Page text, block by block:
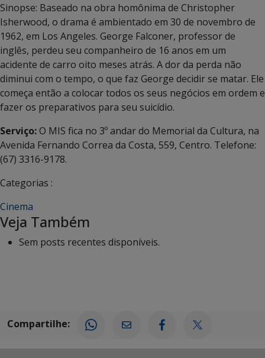
Sinopse: Baseado na obra homônima de Christopher
Isherwood, o drama é ambientado em 30 de novembro de
1962, em Los Angeles. George Falconer, professor de
inglês, perdeu seu companheiro de 16 anos em um
acidente de carro oito meses atrás. A dor da perda não
diminui com o tempo, o que faz George decidir se matar. Ele
começa então a colocar todos os seus negócios em ordem e
fazer os preparativos para seu suicídio.
Serviço:O MIS fica no 3º andar do Memorial da Cultura, na
Avenida Fernando Correa da Costa, 559, Centro. Telefone:
(67) 3316-9178.
Categorias :
Cinema
Veja Também
Sem posts recentes disponíveis.
Compartilhe: